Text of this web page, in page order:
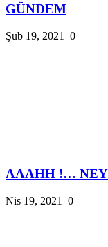
GÜNDEM
Şub 19, 2021 0
AAAHH !…
Nis 19, 2021 0